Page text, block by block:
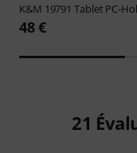
K&M 19791 Tablet PC-
48 €
21